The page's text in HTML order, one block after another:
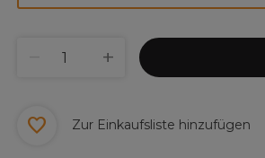
Zur Einkaufsliste hinzufügen